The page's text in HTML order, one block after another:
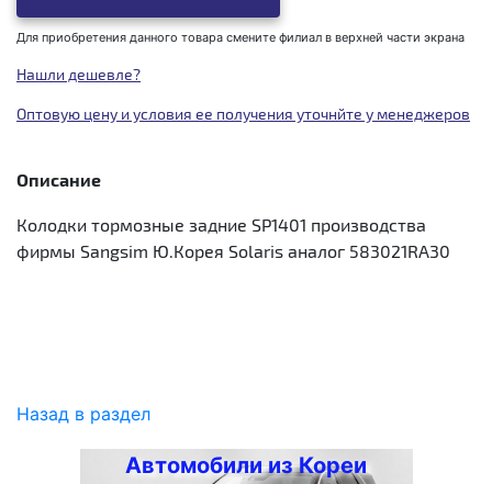
Для приобретения данного товара смените филиал в верхней части экрана
Нашли дешевле?
Оптовую цену и условия ее получения уточнйте у менеджеров
Описание
Колодки тормозные задние SP1401 производства
фирмы Sangsim Ю.Корея Solaris аналог 583021RA30
Назад в раздел
Автомобили из Кореи